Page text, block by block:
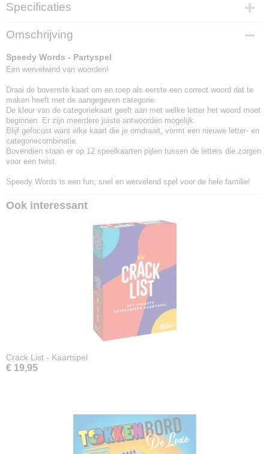
Specificaties
EAN code
5430003112380
Omschrijving
Speedy Words - Partyspel
Een wervelwind van woorden!
Draai de bovenste kaart om en roep als eerste een correct woord dat te
maken heeft met de aangegeven categorie.
De kleur van de categoriekaart geeft aan met welke letter het woord moet
beginnen. Er zijn meerdere juiste antwoorden mogelijk.
Blijf gefocust want elke kaart die je omdraait, vormt een nieuwe letter- en
categoriecombinatie.
Bovendien staan er op 12 speelkaarten pijlen tussen de letters die zorgen
voor een twist.
Speedy Words is een fun, snel en wervelend spel voor de hele familie!
Ook interessant
Crack List - Kaartspel
€ 19,95